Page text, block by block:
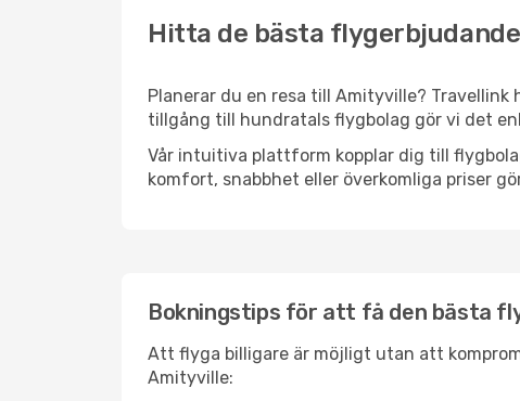
Hitta de bästa
Planerar du en resa till Amityville?
tillgång till hundratals flygbolag gör vi det
Vår intuitiva plattform kopplar dig till
komfort, snabbhet eller överkomliga priser
Bokningstips för att få den bästa
Att flyga billigare är möjligt utan att
Amityville: